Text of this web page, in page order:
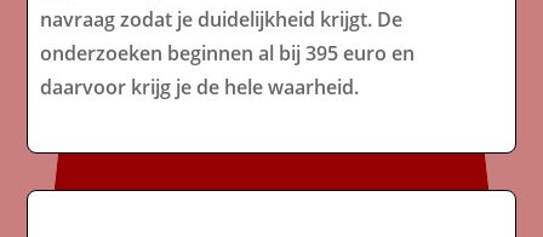
navraag zodat je duidelijkheid krijgt. De
onderzoeken beginnen al bij 395 euro en
daarvoor krijg je de hele waarheid.